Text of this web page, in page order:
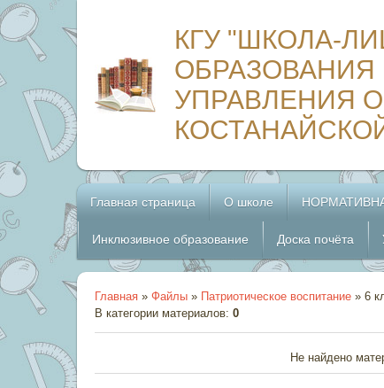
КГУ "ШКОЛА-
ОБРАЗОВАНИЯ
УПРАВЛЕНИЯ
Главная страница О школе
Инклюзивное образование Доска почёта
Главная » Файлы » Патриотическое воспитание » 6
В категории материалов: 0
Не найдено